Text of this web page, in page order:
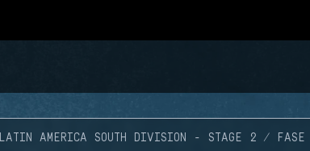
LATIN AMERICA SOUTH DIVISION - STAGE 2 FASE